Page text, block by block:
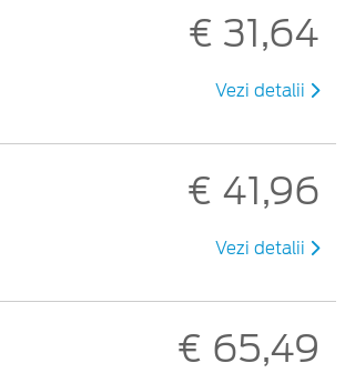
€ 31,64
Vezi detalii
€ 41,96
Vezi detalii
€ 65,49